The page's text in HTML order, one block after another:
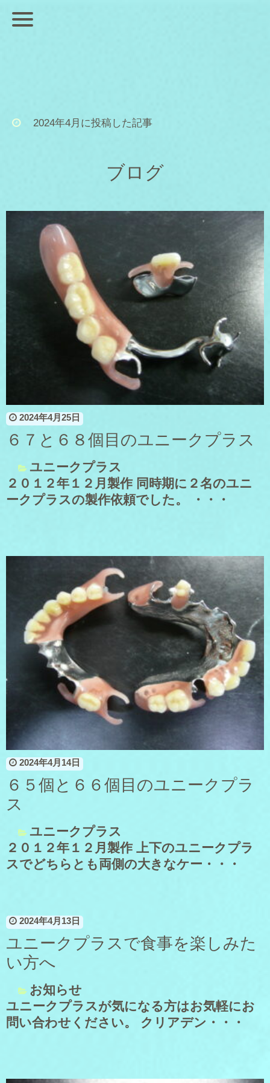
2024年4月に投稿した記事
ブログ
2024年4月25日
６７と６８個目のユニークプラス
ユニークプラス
２０１２年１２月製作 同時期に２名のユニ
ークプラスの製作依頼でした。 ・・・
2024年4月14日
６５個と６６個目のユニークプラ
ス
ユニークプラス
２０１２年１２月製作 上下のユニークプラ
スでどちらとも両側の大きなケー・・・
2024年4月13日
ユニークプラスで食事を楽しみた
い方へ
お知らせ
ユニークプラスが気になる方はお気軽にお
問い合わせください。 クリアデン・・・